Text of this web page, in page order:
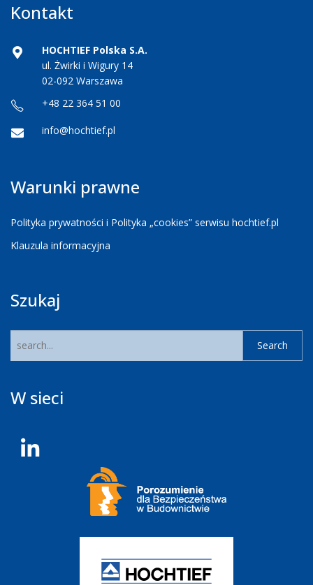
Kontakt
HOCHTIEF Polska S.A.
ul. Żwirki i Wigury 14
02-092 Warszawa
+48 22 364 51 00
info@hochtief.pl
Warunki prawne
Polityka prywatności i Polityka „cookies” serwisu hochtief.pl
Klauzula informacyjna
Szukaj
W sieci